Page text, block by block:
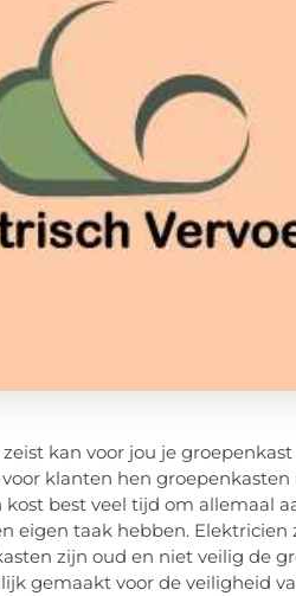
kan voor jou je
klanten hen
best veel tijd om allemaal
eigen taak hebben. Elektricien
zijn oud en niet veilig de
gemaakt voor de veiligheid